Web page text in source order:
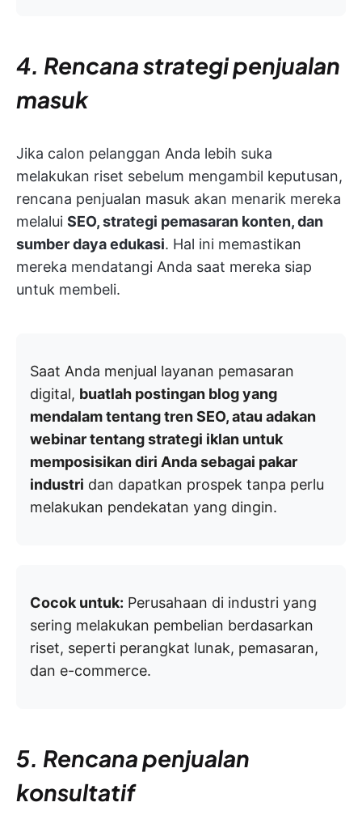
4. Rencana strategi penjualan
masuk
Jika calon pelanggan Anda lebih suka
melakukan riset sebelum mengambil keputusan,
rencana penjualan masuk akan menarik mereka
melalui SEO, strategi pemasaran konten, dan
sumber daya edukasi. Hal ini memastikan
mereka mendatangi Anda saat mereka siap
untuk membeli.
Saat Anda menjual layanan pemasaran
digital, buatlah postingan blog yang
mendalam tentang tren SEO, atau adakan
webinar tentang strategi iklan untuk
memposisikan diri Anda sebagai pakar
industri dan dapatkan prospek tanpa perlu
melakukan pendekatan yang dingin.
Cocok untuk: Perusahaan di industri yang
sering melakukan pembelian berdasarkan
riset, seperti perangkat lunak, pemasaran,
dan e-commerce.
5. Rencana penjualan
konsultatif